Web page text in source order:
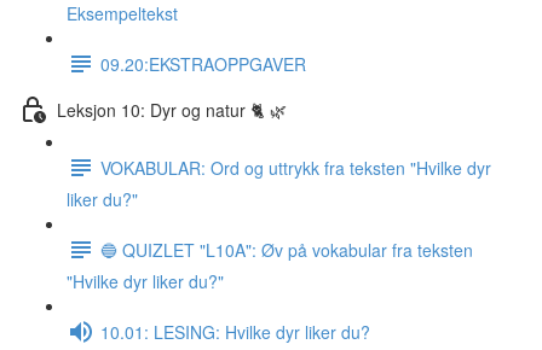
Eksempeltekst
09.20:EKSTRAOPPGAVER
Leksjon 10: Dyr og natur 🐈 🌿
VOKABULAR: Ord og uttrykk fra teksten "Hvilke dyr
liker du?"
🔵 QUIZLET "L10A": Øv på vokabular fra teksten
"Hvilke dyr liker du?"
10.01: LESING: Hvilke dyr liker du?